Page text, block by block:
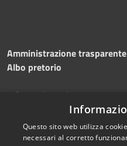
Amministrazione trasparente
Albo pretorio
Informativa privacy
Dichiarazione di accessibilità
Questo sito web utilizza
necessari al corretto